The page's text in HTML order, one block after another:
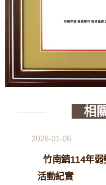
相
2026-01-06
竹南鎮114年弱
活動紀實